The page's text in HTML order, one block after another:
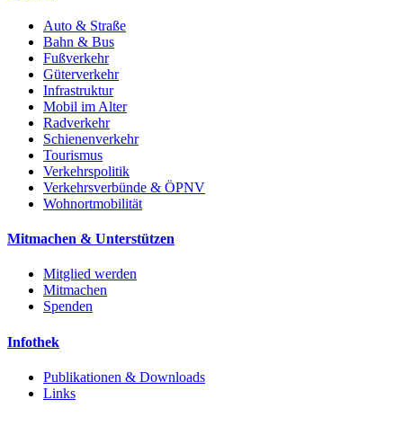
Auto & Straße
Bahn & Bus
Fußverkehr
Güterverkehr
Infrastruktur
Mobil im Alter
Radverkehr
Schienenverkehr
Tourismus
Verkehrspolitik
Verkehrsverbünde & ÖPNV
Wohnortmobilität
Mitmachen & Unterstützen
Mitglied werden
Mitmachen
Spenden
Infothek
Publikationen & Downloads
Links